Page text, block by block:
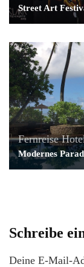
Street Art
Fernreise
Modernes
Schreibe
Deine E-Mail-